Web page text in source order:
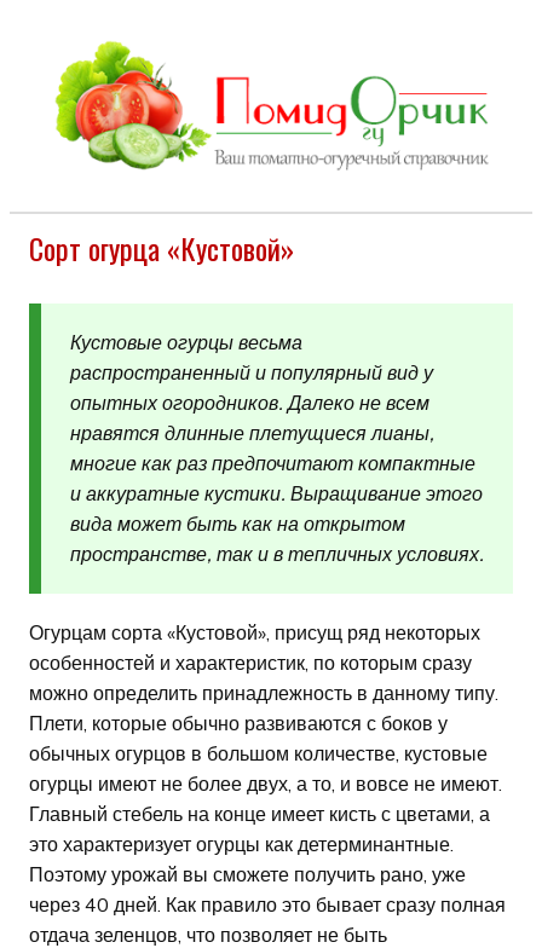
Сорт огурца «Кустовой»
Кустовые огурцы весьма
распространенный и популярный вид у
опытных огородников. Далеко не всем
нравятся длинные плетущиеся лианы,
многие как раз предпочитают компактные
и аккуратные кустики. Выращивание этого
вида может быть как на открытом
пространстве, так и в тепличных условиях.
Огурцам сорта «Кустовой», присущ ряд некоторых
особенностей и характеристик, по которым сразу
можно определить принадлежность в данному типу.
Плети, которые обычно развиваются с боков у
обычных огурцов в большом количестве, кустовые
огурцы имеют не более двух, а то, и вовсе не имеют.
Главный стебель на конце имеет кисть с цветами, а
это характеризует огурцы как детерминантные.
Поэтому урожай вы сможете получить рано, уже
через 40 дней. Как правило это бывает сразу полная
отдача зеленцов, что позволяет не быть